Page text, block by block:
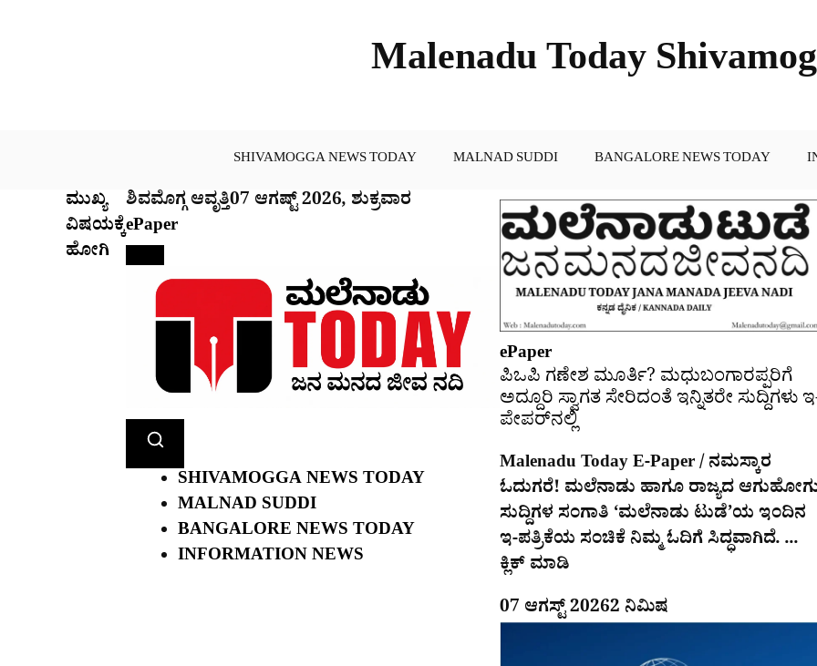
Malenadu Today
SHIVAMOGGA NEWS TODAY MALNAD SUDDI BANGALORE NEWS TODAY
ಮುಖ್ಯ
ವಿಷಯಕ್ಕೆ
ಹೋಗಿ
ಶಿವಮೊಗ್ಗ ಆವೃತ್ತಿ07 ಆಗಷ್ಟ್ 2026, ಶುಕ್ರವಾರ
ePaper
SHIVAMOGGA NEWS TODAY
MALNAD SUDDI
BANGALORE NEWS TODAY
INFORMATION NEWS
ಮುಖ್ಯ
ಸುದ್ದಿಗಳು
ePaper
ಪಿಒಪಿ ಗಣೇಶ ಮೂರ್ತಿ? ಮಧುಬಂಗಾರಪ್ಪರಿಗೆ
ಅದ್ದೂರಿ ಸ್ವಾಗತ ಸೇರಿದಂತೆ ಇನ್ನಿತರೇ ಸುದ್ದಿಗಳು
ಪೇಪರ್​ನಲ್ಲಿ
Malenadu Today E-Paper / ನಮಸ್ಕಾರ
ಓದುಗರೆ! ಮಲೆನಾಡು ಹಾಗೂ ರಾಜ್ಯದ
ಸುದ್ದಿಗಳ ಸಂಗಾತಿ ‘ಮಲೆನಾಡು ಟುಡೆ’ಯ ಇಂದಿನ
ಇ-ಪತ್ರಿಕೆಯ ಸಂಚಿಕೆ ನಿಮ್ಮ ಓದಿಗೆ ಸಿದ್ಧವಾಗಿದೆ. ...
ಕ್ಲಿಕ್ ಮಾಡಿ
07 ಆಗಸ್ಟ್ 20262 ನಿಮಿಷ